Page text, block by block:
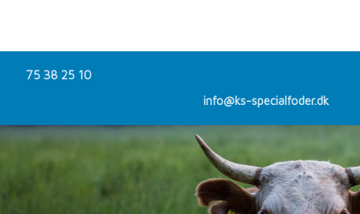
75 38 25 10
info@ks-specialfoder.dk